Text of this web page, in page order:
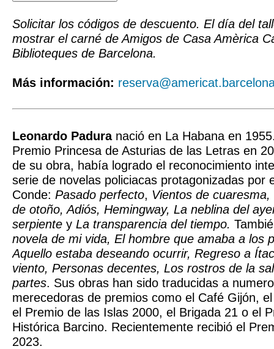
Solicitar los códigos de descuento. El día del
mostrar el carné de Amigos de Casa Amèrica
Biblioteques de Barcelona.
Más información:
Leonardo Paduranació en La Habana en
Premio Princesa de Asturias de las Letras en
de su obra, había logrado el reconocimiento
serie de novelas policiacas protagonizadas por
Conde: Pasado perfecto, Vientos de
de otoño, Adiós, Hemingway, La neblina del
serpiente y La transparencia del tiempo.
novela de mi vida, El hombre que amaba a los
Aquello estaba deseando ocurrir, Regreso a
viento, Personas decentes, Los rostros de la
partes. Sus obras han sido traducidas a
merecedoras de premios como el Café Gijón,
el Premio de las Islas 2000, el Brigada 21 o el
Histórica Barcino. Recientemente recibió el
2023.